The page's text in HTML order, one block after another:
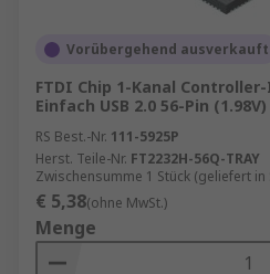
Vorübergehend ausverkauft
FTDI Chip 1-Kanal
Einfach USB 2.0 56-Pin (1.98V)
RS Best.-Nr. 111-5925P
Herst. Teile-Nr. FT2232H-56Q-TRAY
Zwischensumme 1 Stück (geliefert in
€ 5,38(ohne MwSt.)
Menge